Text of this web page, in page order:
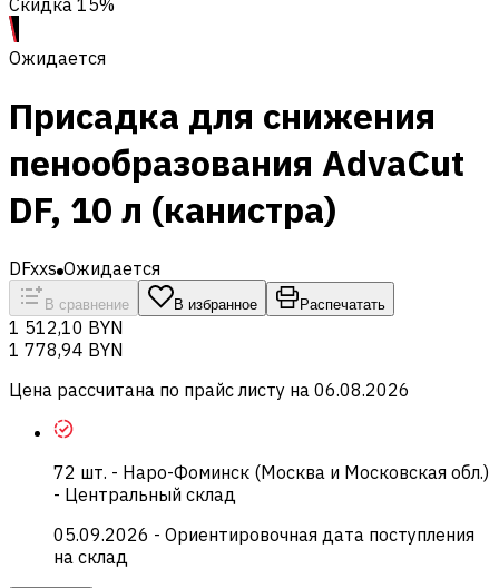
Скидка 15%
Ожидается
Присадка для снижения
пенообразования AdvaCut
DF, 10 л (канистра)
DFxxs Ожидается
В сравнение В избранное Распечатать
1 512,10 BYN
1 778,94 BYN
Цена рассчитана по прайс листу на 06.08.2026
72 шт. - Наро-Фоминск (Москва и Московская обл.)
- Центральный склад
05.09.2026 - Ориентировочная дата поступления
на склад